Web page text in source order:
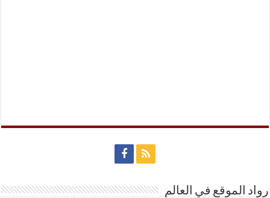
رواد الموقع في العالم